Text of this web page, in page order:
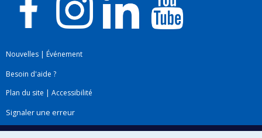
Nouvelles | Événement
Besoin d'aide ?
Plan du site | Accessibilité
Signaler une erreur